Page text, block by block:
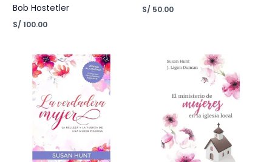
Bob Hostetler
S/ 100.00
S/ 50.00